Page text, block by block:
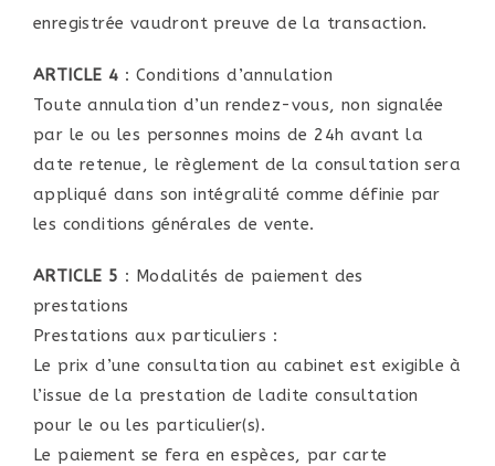
enregistrée vaudront preuve de la transaction.
ARTICLE 4 : Conditions d’annulation
Toute annulation d’un rendez-vous, non signalée
par le ou les personnes moins de 24h avant la
date retenue, le règlement de la consultation sera
appliqué dans son intégralité comme définie par
les conditions générales de vente.
ARTICLE 5 : Modalités de paiement des
prestations
Prestations aux particuliers :
Le prix d’une consultation au cabinet est exigible à
l’issue de la prestation de ladite consultation
pour le ou les particulier(s).
Le paiement se fera en espèces, par carte